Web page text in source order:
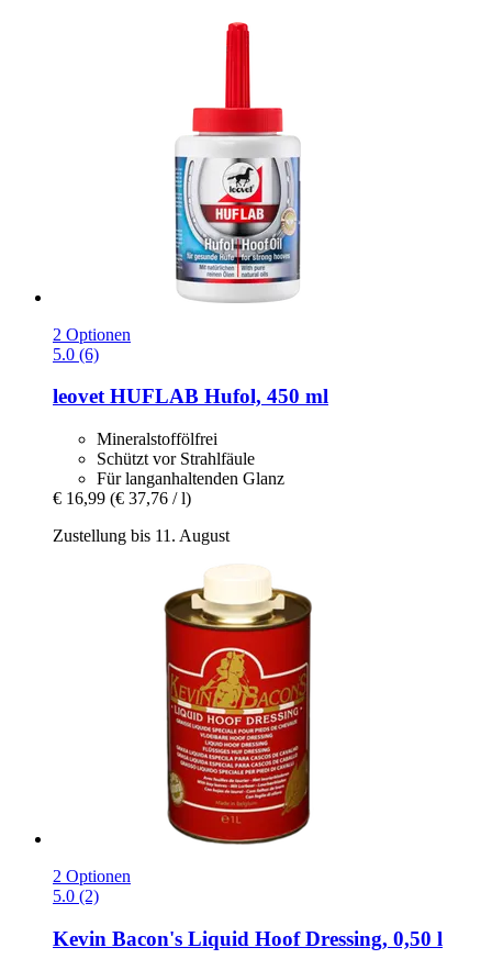
2 Optionen
5.0 (6)
leovetHUFLAB Hufol, 450 ml
Mineralstoffölfrei
Schützt vor Strahlfäule
Für langanhaltenden Glanz
€ 16,99 (€ 37,76 / l)
Zustellung bis 11. August
2 Optionen
5.0 (2)
Kevin Bacon's Liquid Hoof Dressing, 0,50 l